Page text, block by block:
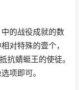
的战役成就的数
对特殊的壹个，
抗蜻蜓王的使徒。
项即可。